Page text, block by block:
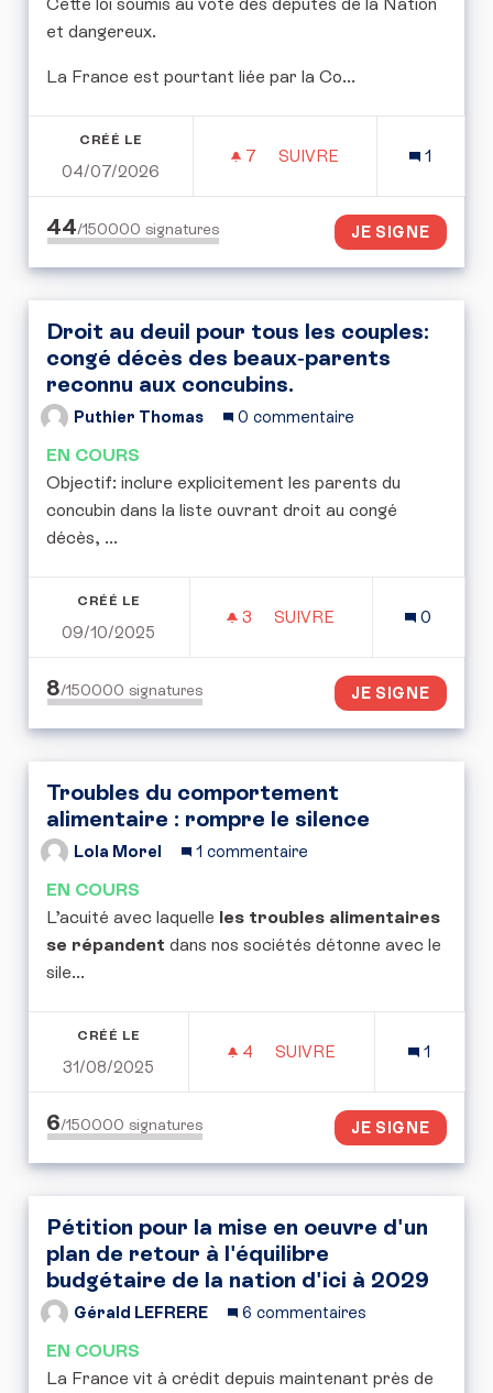
et dangereux.
La France est pourtant liée par la Co...
CRÉÉ LE
04/07/2026
7 7 ABONNÉS
SUIVRE
1
44/150000 signatures JE SIGNE
Droit au deuil pour tous les couples:
congé décès des beaux‑parents
reconnu aux concubins.
Puthier Thomas 0 commentaire
EN COURS
Objectif: inclure explicitement les parents du
concubin dans la liste ouvrant droit au congé
décès, ...
CRÉÉ LE
09/10/2025
3 3 ABONNÉS
SUIVRE
0
8/150000 signatures JE SIGNE
Troubles du comportement
alimentaire : rompre le silence
Lola Morel 1 commentaire
EN COURS
L’acuité avec laquelle les troubles alimentaires
se répandent dans nos sociétés détonne avec le
sile...
CRÉÉ LE
31/08/2025
4 4 ABONNÉS
SUIVRE
1
6/150000 signatures JE SIGNE
Pétition pour la mise en oeuvre d'un
plan de retour à l'équilibre
budgétaire de la nation d'ici à 2029
Gérald LEFRERE 6 commentaires
EN COURS
La France vit à crédit depuis maintenant près de